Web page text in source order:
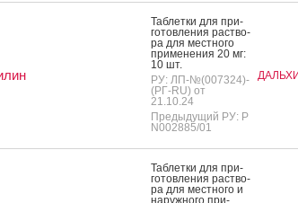
Таб­летки для при­
готов­ле­ния рас­тво­
ра для мес­тно­го
при­мене­ния 20 мг:
10 шт.
РУ: ЛП-№(007324)-
(РГ-RU) от
21.10.24
Предыдущий РУ: Р
N002885/01
Таб­летки для при­
готов­ле­ния рас­тво­
ра для мес­тно­го и
на­руж­но­го при­